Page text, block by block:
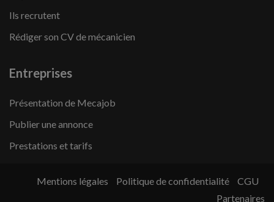
Ils recrutent
Rédiger son CV de mécanicien
Entreprises
Présentation de Mecajob
Publier une annonce
Prestations et tarifs
Mentions légales Politique de confidentialité
CGU
Partenaires